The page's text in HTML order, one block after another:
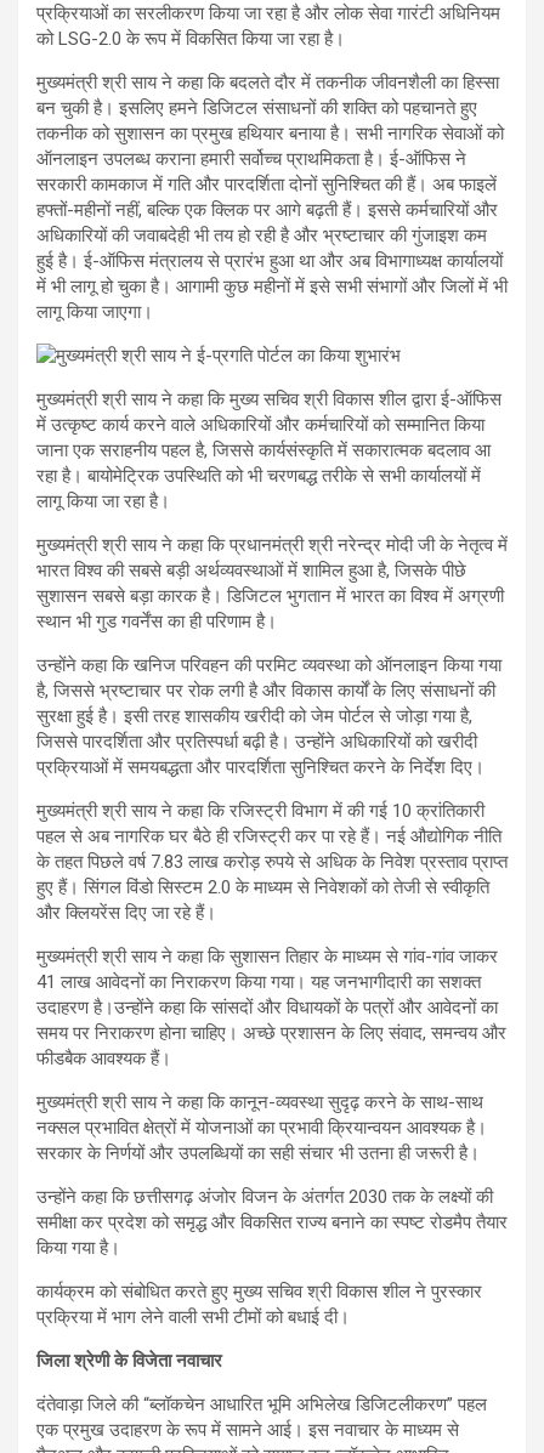
प्रक्रियाओं का सरलीकरण किया जा रहा है और लोक सेवा गारंटी अधिनियम
को LSG-2.0 के रूप में विकसित किया जा रहा है।
मुख्यमंत्री श्री साय ने कहा कि बदलते दौर में तकनीक जीवनशैली का हिस्सा
बन चुकी है। इसलिए हमने डिजिटल संसाधनों की शक्ति को पहचानते हुए
तकनीक को सुशासन का प्रमुख हथियार बनाया है। सभी नागरिक सेवाओं को
ऑनलाइन उपलब्ध कराना हमारी सर्वोच्च प्राथमिकता है। ई-ऑफिस ने
सरकारी कामकाज में गति और पारदर्शिता दोनों सुनिश्चित की हैं। अब फाइलें
हफ्तों-महीनों नहीं, बल्कि एक क्लिक पर आगे बढ़ती हैं। इससे कर्मचारियों और
अधिकारियों की जवाबदेही भी तय हो रही है और भ्रष्टाचार की गुंजाइश कम
हुई है। ई-ऑफिस मंत्रालय से प्रारंभ हुआ था और अब विभागाध्यक्ष कार्यालयों
में भी लागू हो चुका है। आगामी कुछ महीनों में इसे सभी संभागों और जिलों में भी
लागू किया जाएगा।
मुख्यमंत्री श्री साय ने कहा कि मुख्य सचिव श्री विकास शील द्वारा ई-ऑफिस
में उत्कृष्ट कार्य करने वाले अधिकारियों और कर्मचारियों को सम्मानित किया
जाना एक सराहनीय पहल है, जिससे कार्यसंस्कृति में सकारात्मक बदलाव आ
रहा है। बायोमेट्रिक उपस्थिति को भी चरणबद्ध तरीके से सभी कार्यालयों में
लागू किया जा रहा है।
मुख्यमंत्री श्री साय ने कहा कि प्रधानमंत्री श्री नरेन्द्र मोदी जी के नेतृत्व में
भारत विश्व की सबसे बड़ी अर्थव्यवस्थाओं में शामिल हुआ है, जिसके पीछे
सुशासन सबसे बड़ा कारक है। डिजिटल भुगतान में भारत का विश्व में अग्रणी
स्थान भी गुड गवर्नेंस का ही परिणाम है।
उन्होंने कहा कि खनिज परिवहन की परमिट व्यवस्था को ऑनलाइन किया गया
है, जिससे भ्रष्टाचार पर रोक लगी है और विकास कार्यों के लिए संसाधनों की
सुरक्षा हुई है। इसी तरह शासकीय खरीदी को जेम पोर्टल से जोड़ा गया है,
जिससे पारदर्शिता और प्रतिस्पर्धा बढ़ी है। उन्होंने अधिकारियों को खरीदी
प्रक्रियाओं में समयबद्धता और पारदर्शिता सुनिश्चित करने के निर्देश दिए।
मुख्यमंत्री श्री साय ने कहा कि रजिस्ट्री विभाग में की गई 10 क्रांतिकारी
पहल से अब नागरिक घर बैठे ही रजिस्ट्री कर पा रहे हैं। नई औद्योगिक नीति
के तहत पिछले वर्ष 7.83 लाख करोड़ रुपये से अधिक के निवेश प्रस्ताव प्राप्त
हुए हैं। सिंगल विंडो सिस्टम 2.0 के माध्यम से निवेशकों को तेजी से स्वीकृति
और क्लियरेंस दिए जा रहे हैं।
मुख्यमंत्री श्री साय ने कहा कि सुशासन तिहार के माध्यम से गांव-गांव जाकर
41 लाख आवेदनों का निराकरण किया गया। यह जनभागीदारी का सशक्त
उदाहरण है।उन्होंने कहा कि सांसदों और विधायकों के पत्रों और आवेदनों का
समय पर निराकरण होना चाहिए। अच्छे प्रशासन के लिए संवाद, समन्वय और
फीडबैक आवश्यक हैं।
मुख्यमंत्री श्री साय ने कहा कि कानून-व्यवस्था सुदृढ़ करने के साथ-साथ
नक्सल प्रभावित क्षेत्रों में योजनाओं का प्रभावी क्रियान्वयन आवश्यक है।
सरकार के निर्णयों और उपलब्धियों का सही संचार भी उतना ही जरूरी है।
उन्होंने कहा कि छत्तीसगढ़ अंजोर विजन के अंतर्गत 2030 तक के लक्ष्यों की
समीक्षा कर प्रदेश को समृद्ध और विकसित राज्य बनाने का स्पष्ट रोडमैप तैयार
किया गया है।
कार्यक्रम को संबोधित करते हुए मुख्य सचिव श्री विकास शील ने पुरस्कार
प्रक्रिया में भाग लेने वाली सभी टीमों को बधाई दी।
जिला श्रेणी के विजेता नवाचार
दंतेवाड़ा जिले की “ब्लॉकचेन आधारित भूमि अभिलेख डिजिटलीकरण” पहल
एक प्रमुख उदाहरण के रूप में सामने आई। इस नवाचार के माध्यम से